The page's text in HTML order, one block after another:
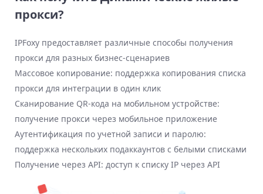
прокси?
IPFoxy предоставляет различные способы получения
прокси для разных бизнес-сценариев
Массовое копирование: поддержка копирования списка
прокси для интеграции в один клик
Сканирование QR-кода на мобильном устройстве:
получение прокси через мобильное приложение
Аутентификация по учетной записи и паролю:
поддержка нескольких подаккаунтов с белыми списками
Получение через API: доступ к списку IP через API